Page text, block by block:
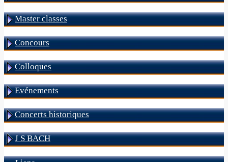
Master classes
Concours
Colloques
Evénements
Concerts historiques
J S BACH